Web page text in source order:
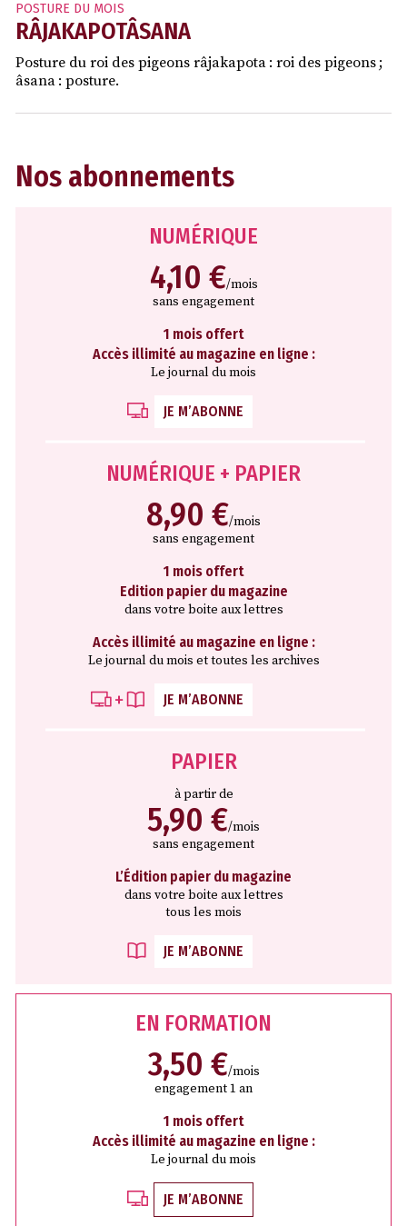
POSTURE DU MOIS
RÂJAKAPOTÂSANA
Posture du roi des pigeons râjakapota : roi des pigeons ;
âsana : posture.
Nos abonnements
NUMÉRIQUE
4,10 €/mois
sans engagement
1 mois offert
Accès illimité au magazine en ligne :
Le journal du mois
JE M’ABONNE
NUMÉRIQUE + PAPIER
8,90 €/mois
sans engagement
1 mois offert
Edition papier du magazine
dans votre boite aux lettres
Accès illimité au magazine en ligne :
Le journal du mois et toutes les archives
JE M’ABONNE
PAPIER
à partir de
5,90 €/mois
sans engagement
L’Édition papier du magazine
dans votre boite aux lettres
tous les mois
JE M’ABONNE
EN FORMATION
3,50 €/mois
engagement 1 an
1 mois offert
Accès illimité au magazine en ligne :
Le journal du mois
JE M’ABONNE